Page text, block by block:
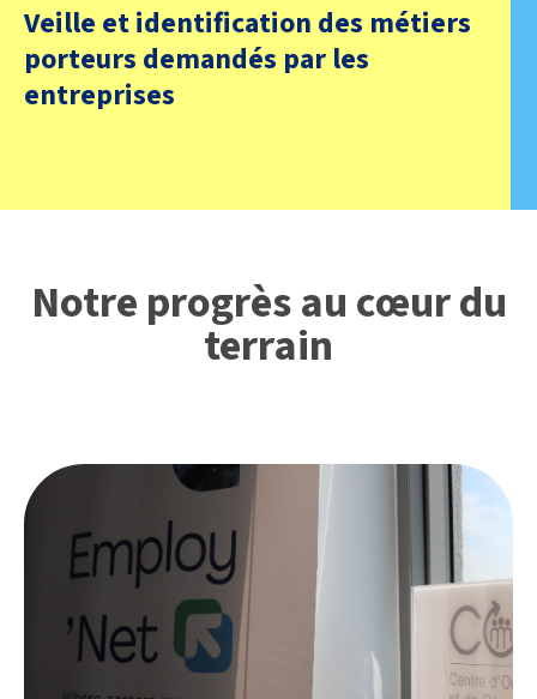
Veille et identification des métiers
porteurs demandés par les
entreprises
Notre progrès au cœur du
terrain